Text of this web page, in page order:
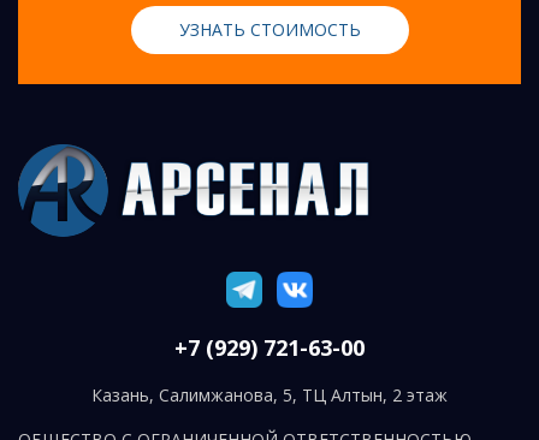
УЗНАТЬ СТОИМОСТЬ
+7 (929) 721-63-00
Казань, Салимжанова, 5, ТЦ Алтын, 2 этаж